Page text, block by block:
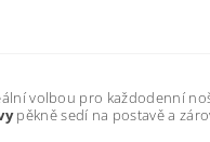
volbou pro každodenní
pěkně sedí na postavě a